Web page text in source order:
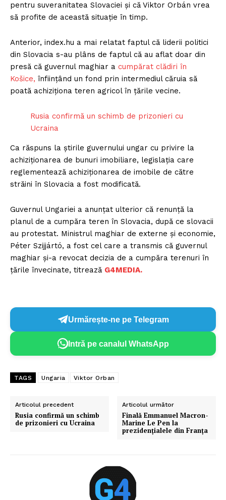
pentru suveranitatea Slovaciei și că Viktor Orbán vrea
să profite de această situație în timp.
Anterior, index.hu a mai relatat faptul că liderii politici
din Slovacia s-au plâns de faptul că au aflat doar din
presă că guvernul maghiar a cumpărat clădiri în
Košice, înființând un fond prin intermediul căruia să
poată achiziționa teren agricol în țările vecine.
Rusia confirmă un schimb de prizonieri cu
Ucraina
Ca răspuns la știrile guvernului ungar cu privire la
achiziționarea de bunuri imobiliare, legislația care
reglementează achiziționarea de imobile de către
străini în Slovacia a fost modificată.
Guvernul Ungariei a anunțat ulterior că renunță la
planul de a cumpăra teren în Slovacia, după ce slovacii
au protestat. Ministrul maghiar de externe și economie,
Péter Szijjártó, a fost cel care a transmis că guvernul
maghiar și-a revocat decizia de a cumpăra terenuri în
țările învecinate, titrează G4MEDIA.
Urmărește-ne pe Telegram
Intră pe canalul WhatsApp
TAGS Ungaria Viktor Orban
Articolul precedent
Rusia confirmă un schimb
de prizonieri cu Ucraina
Articolul următor
Finală Emmanuel Macron-
Marine Le Pen la
prezidenţialele din Franţa